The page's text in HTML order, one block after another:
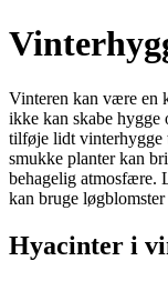
Vinteren kan være en
ikke kan skabe hygge
tilføje lidt vinterhygge
smukke planter kan
behagelig atmosfære.
kan bruge
Hyacinter i